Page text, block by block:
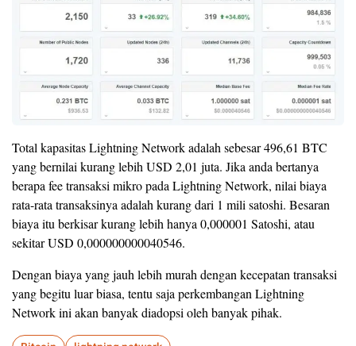
Total kapasitas Lightning Network adalah sebesar 496,61 BTC
yang bernilai kurang lebih USD 2,01 juta. Jika anda bertanya
berapa fee transaksi mikro pada Lightning Network, nilai biaya
rata-rata transaksinya adalah kurang dari 1 mili satoshi. Besaran
biaya itu berkisar kurang lebih hanya 0,000001 Satoshi, atau
sekitar USD 0,000000000040546.
Dengan biaya yang jauh lebih murah dengan kecepatan transaksi
yang begitu luar biasa, tentu saja perkembangan Lightning
Network ini akan banyak diadopsi oleh banyak pihak.